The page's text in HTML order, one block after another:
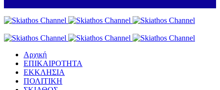
Αρχική
ΕΠΙΚΑΙΡΟΤΗΤΑ
ΕΚΚΛΗΣΙΑ
ΠΟΛΙΤΙΚΗ